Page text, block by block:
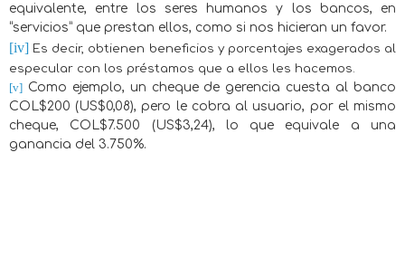
equivalente, entre los seres humanos y los bancos, en
“servicios” que prestan ellos, como si nos hicieran un favor.
[iv] Es decir, obtienen beneficios y porcentajes exagerados al
especular con los préstamos que a ellos les hacemos.
[v] Como ejemplo, un cheque de gerencia cuesta al banco
COL$200 (US$0,08), pero le cobra al usuario, por el mismo
cheque, COL$7.500 (US$3,24), lo que equivale a una
ganancia del 3.750%.